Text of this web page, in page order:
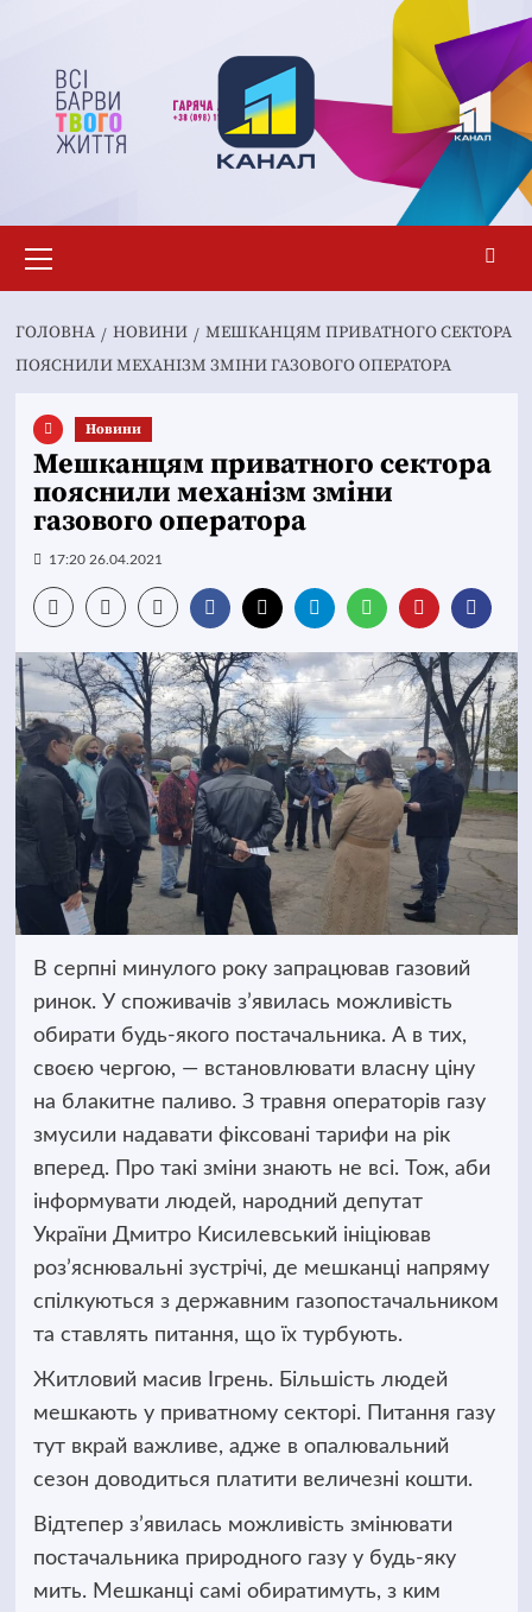
вмісту
меню
ГОЛОВНА НОВИНИ
МЕШКАНЦЯМ ПРИВАТНОГО СЕКТОРА
ПОЯСНИЛИ МЕХАНІЗМ ЗМІНИ ГАЗОВОГО ОПЕРАТОРА
Новини
Мешканцям приватного сектора
пояснили механізм зміни
газового оператора
17:20 26.04.2021
В серпні минулого року запрацював газовий
ринок. У споживачів з’явилась можливість
обирати будь-якого постачальника. А в тих,
своєю чергою, — встановлювати власну ціну
на блакитне паливо. З травня операторів газу
змусили надавати фіксовані тарифи на рік
вперед. Про такі зміни знають не всі. Тож, аби
інформувати людей, народний депутат
України Дмитро Кисилевський ініціював
роз’яснювальні зустрічі, де мешканці напряму
спілкуються з державним газопостачальником
та ставлять питання, що їх турбують.
Житловий масив Ігрень. Більшість людей
мешкають у приватному секторі. Питання газу
тут вкрай важливе, адже в опалювальний
сезон доводиться платити величезні кошти.
Відтепер з’явилась можливість змінювати
постачальника природного газу у будь-яку
мить. Мешканці самі обиратимуть, з ким